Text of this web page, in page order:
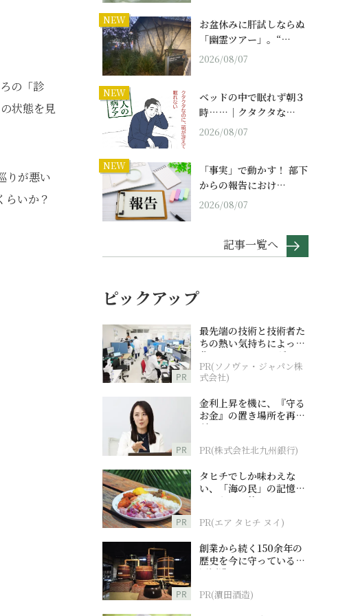
の「診
状態を見
りが悪い
いか？
NEW
お盆休みに肝試しならぬ
「幽霊ツアー」。“…
2026/08/07
NEW
ベッドの中で眠れず朝３
時……｜クタクタな…
2026/08/07
NEW
「事実」で動かす！ 部下
からの報告におけ…
2026/08/07
記事一覧へ
ピックアップ
PR
最先端の技術と技術者た
ちの熱い気持ちによって
作られているオーダーメ
イド補聴器
PR(ソノヴァ・ジャパン株
式会社)
PR
金利上昇を機に、『守る
お金』の置き場所を再検
討
PR(株式会社北九州銀行)
PR
タヒチでしか味わえな
い、「海の民」の記憶へ
とつながる旅
PR(エア タヒチ ヌイ)
PR
創業から続く150余年の
歴史を今に守っている濵
田酒造
PR(濵田酒造)